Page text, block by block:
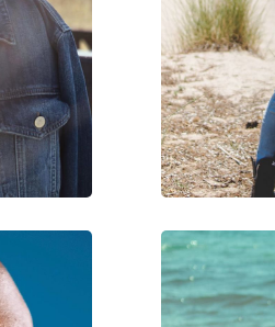
145 mm
20 mm
100 γρ
Ναι
Ναι
Ναι
Unisex